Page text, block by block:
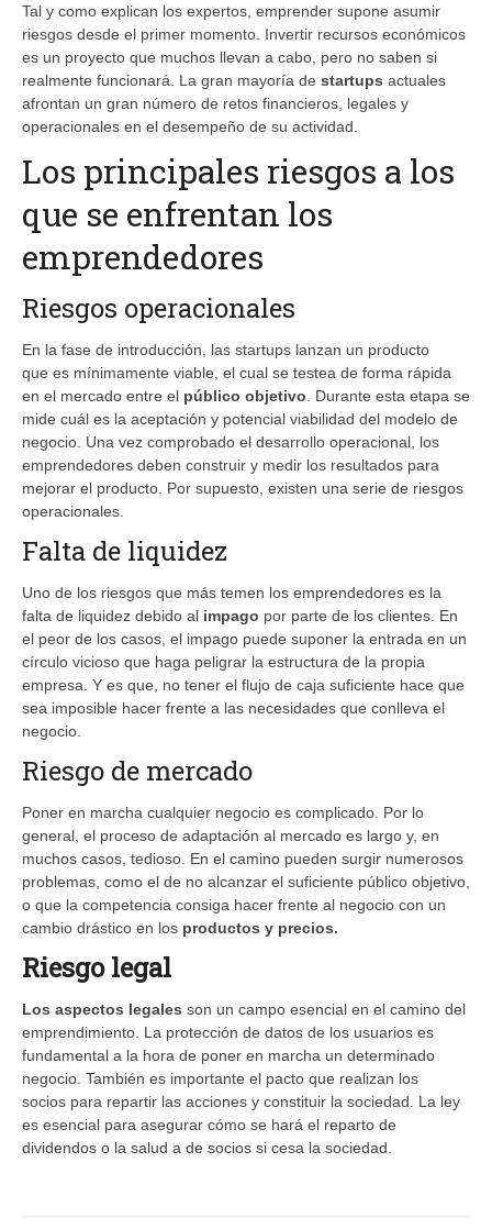
Tal y como explican los expertos, emprender supone asumir
riesgos desde el primer momento. Invertir recursos económicos
es un proyecto que muchos llevan a cabo, pero no saben si
realmente funcionará. La gran mayoría de startups actuales
afrontan un gran número de retos financieros, legales y
operacionales en el desempeño de su actividad.
Los principales riesgos a los
que se enfrentan los
emprendedores
Riesgos operacionales
En la fase de introducción, las startups lanzan un producto
que es mínimamente viable, el cual se testea de forma rápida
en el mercado entre el público objetivo . Durante esta etapa se
mide cuál es la aceptación y potencial viabilidad del modelo de
negocio. Una vez comprobado el desarrollo operacional, los
emprendedores deben construir y medir los resultados para
mejorar el producto. Por supuesto, existen una serie de riesgos
operacionales.
Falta de liquidez
Uno de los riesgos que más temen los emprendedores es la
falta de liquidez debido al impago por parte de los clientes. En
el peor de los casos, el impago puede suponer la entrada en un
círculo vicioso que haga peligrar la estructura de la propia
empresa. Y es que, no tener el flujo de caja suficiente hace que
sea imposible hacer frente a las necesidades que conlleva el
negocio.
Riesgo de mercado
Poner en marcha cualquier negocio es complicado. Por lo
general, el proceso de adaptación al mercado es largo y, en
muchos casos, tedioso. En el camino pueden surgir numerosos
problemas, como el de no alcanzar el suficiente público objetivo,
o que la competencia consiga hacer frente al negocio con un
cambio drástico en los productos y precios.
Riesgo legal
Los aspectos legales son un campo esencial en el camino del
emprendimiento. La protección de datos de los usuarios es
fundamental a la hora de poner en marcha un determinado
negocio. También es importante el pacto que realizan los
socios para repartir las acciones y constituir la sociedad. La ley
es esencial para asegurar cómo se hará el reparto de
dividendos o la salud a de socios si cesa la sociedad.